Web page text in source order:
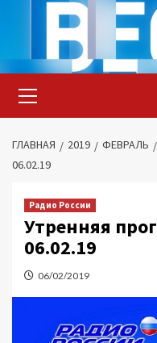
содержимому
меню
ГЛАВНАЯ 2019 ФЕВРАЛЬ
06.02.19
Радио России
Утренняя
06.02.19
06/02/2019